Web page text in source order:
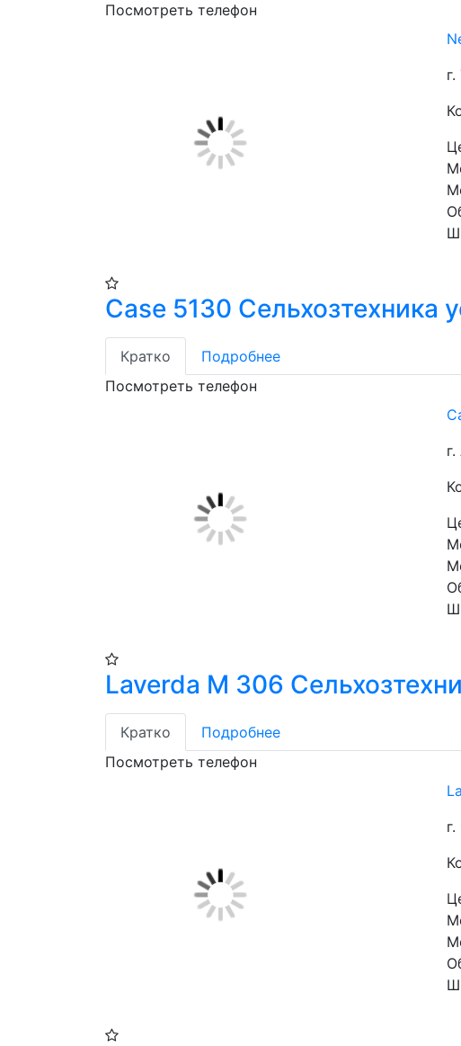
Посмотреть телефон
Case 5130 Сельхозтехника
Кратко
Подробнее
Посмотреть телефон
Laverda М 306
Кратко
Подробнее
Посмотреть телефон